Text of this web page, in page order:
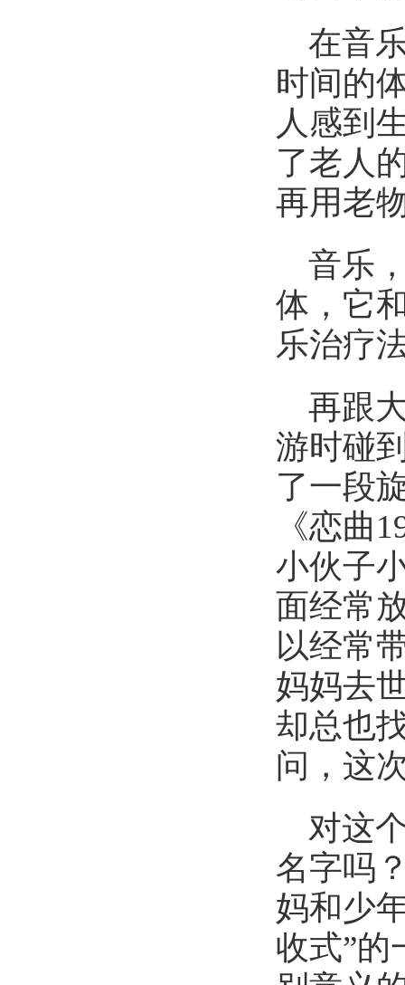
在音
时间的
人感到
了老人
再用老
音乐
体，它
乐治疗
再跟
游时碰
了一段
《恋曲
小伙子
面经常
以经常
妈妈去
却总也
问，这
对这
名字吗
妈和少
收式”的